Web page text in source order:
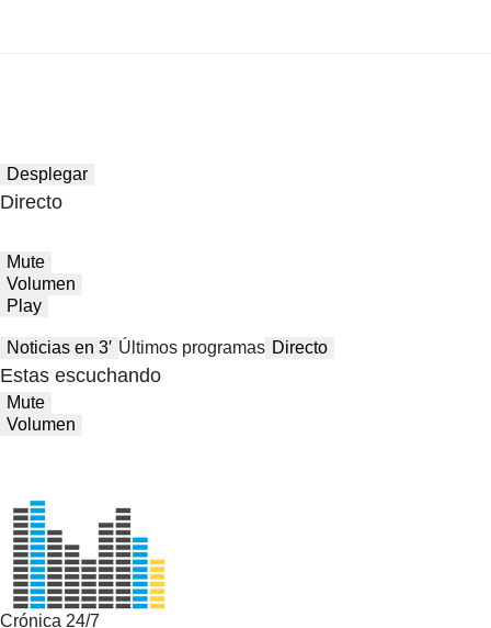
Desplegar
Directo
Mute
Volumen
Play
Noticias en 3′ Últimos programas Directo
Estas escuchando
Mute
Volumen
Crónica 24/7